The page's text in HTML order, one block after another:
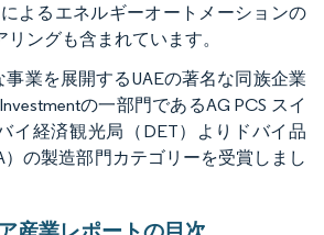
によるエネルギーオートメーションの
ングも含まれています。
事業を展開するUAEの著名な同族企業
の一部門であるAG PCS スイ
イ経済観光局（DET）よりドバイ品
の製造部門カテゴリーを受賞しまし